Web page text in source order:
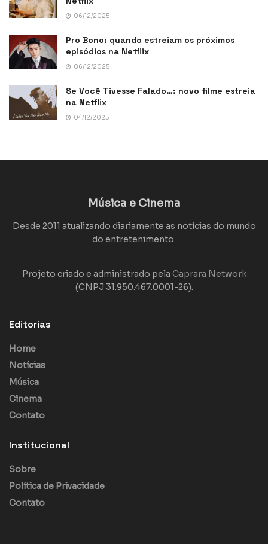
06/12/2025
Pro Bono: quando estreiam os próximos
episódios na Netflix
06/12/2025
Se Você Tivesse Falado…: novo filme estreia
na Netflix
04/12/2025
Música e Cinema
Desde 2011 atualizando diariamente as notícias do mundo
do entretenimento.
Projeto criado e administrado pela Caprara Network
(CNPJ 31.950.467.0001-26).
Editorias
Home
Notícias
Música
Cinema
Contato
Institucional
Sobre
Política de Privacidade
Contato